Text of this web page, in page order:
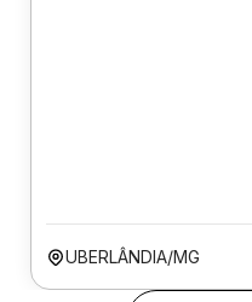
UBERLÂNDIA/MG